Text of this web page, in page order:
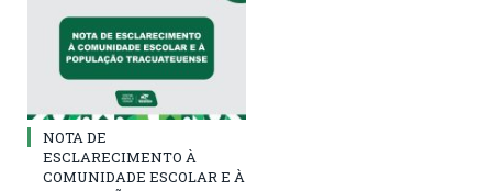
NOTA DE
ESCLARECIMENTO À
COMUNIDADE ESCOLAR E À